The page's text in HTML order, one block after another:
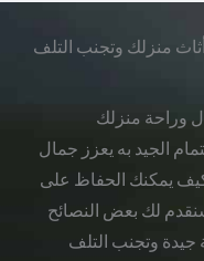
منزلك وتجنب التلف
وراحة منزلك
الجيد به يعزز جمال
يمكنك الحفاظ على
لك بعض النصائح